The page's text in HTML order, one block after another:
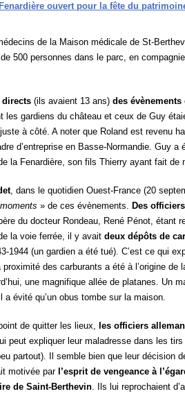
ouvert pour la fête du
de la Maison médicale de St-
500 personnes dans le parc, en
(ils avaient 13 ans) des
les gardiens du château et ceux de Guy
à côté. A noter que Roland est revenu
d’entreprise en Basse-Normandie. Guy a
la Fenardière, son fils Thierry ayant fait de
, dans le quotidien Ouest-France (20
» de ces évènements. Des
du docteur Rondeau, René Pénot, étant
la voie ferrée, il y avait deux dépôts de
1944 (un gardien a été tué). C’est ce qui
des carburants a été à l’origine de
une magnifique allée de platanes. Un
évité qu’un obus tombe sur la maison.
de quitter les lieux,
les officiers
peut expliquer leur maladresse dans les
partout). Il semble bien que leur décision
motivée par l’esprit de vengeance à
de Saint-Berthevin. Ils lui reprochaient